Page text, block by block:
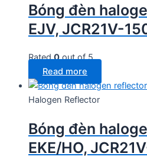
Bóng đèn
EJV, JCR21V-
Rated0out of 5
Read more
Halogen Reflector
Bóng đèn
EKE/HO,